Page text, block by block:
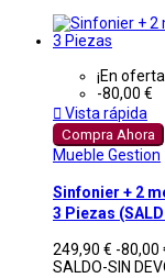
¡En
-80,00 €
 Vista rápida
Compra Ahora
Mueble Gestion
Sinfonier + 2
3 Piezas
249,90 € -80,00
SALDO-SIN